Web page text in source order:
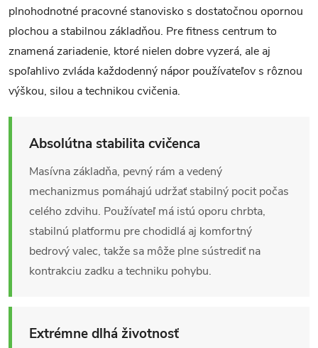
plnohodnotné pracovné stanovisko s dostatočnou opornou
plochou a stabilnou základňou. Pre fitness centrum to
znamená zariadenie, ktoré nielen dobre vyzerá, ale aj
spoľahlivo zvláda každodenný nápor používateľov s rôznou
výškou, silou a technikou cvičenia.
Absolútna stabilita cvičenca
Masívna základňa, pevný rám a vedený
mechanizmus pomáhajú udržať stabilný pocit počas
celého zdvihu. Používateľ má istú oporu chrbta,
stabilnú platformu pre chodidlá aj komfortný
bedrový valec, takže sa môže plne sústrediť na
kontrakciu zadku a techniku pohybu.
Extrémne dlhá životnosť